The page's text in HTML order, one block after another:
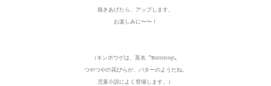
描きあげたら、アップします。
お楽しみに〜〜！
（キンポウゲは、英名〝Buttercup〟
つやつやの花びらが、バターのようだね。
児童小説によく登場します。 ）